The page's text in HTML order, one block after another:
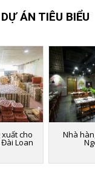
DỰ ÁN TIÊU BIỂU
cho
Loan
Nhà